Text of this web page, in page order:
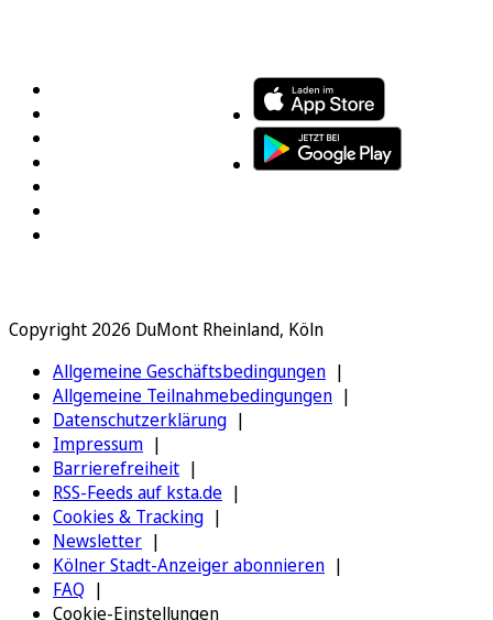
Copyright 2026 DuMont Rheinland, Köln
Allgemeine Geschäftsbedingungen
Allgemeine Teilnahmebedingungen
Datenschutzerklärung
Impressum
Barrierefreiheit
RSS-Feeds auf ksta.de
Cookies & Tracking
Newsletter
Kölner Stadt-Anzeiger abonnieren
FAQ
Cookie-Einstellungen